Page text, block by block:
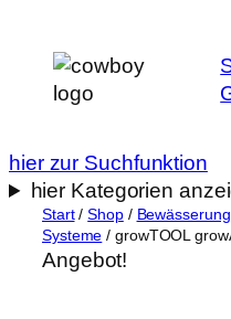
Inhalt
springen
hier zur Suchfunktion
hier Kategorien
Start/Shop/
Systeme / growTOOL
Angebot!